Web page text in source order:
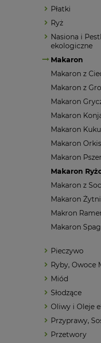
Płatki
Ryż
Nasiona i
ekologiczne
Makaron
Makaron z
Makaron z
Makaron
Makaron
Makaron
Makaron
Makaron
Makaron
Makaron z
Makaron Żytni
Makron
Makaron
Pieczywo
Ryby, Owoce
Miód
Słodzące
Oliwy i Oleje
Przyprawy,
Przetwory